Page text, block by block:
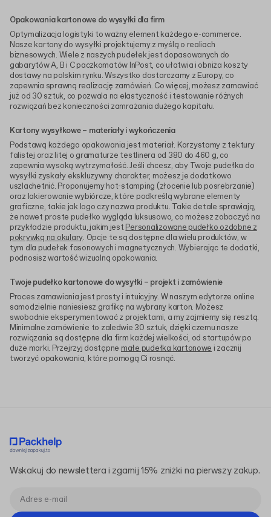
Opakowania kartonowe do wysyłki dla firm
Optymalizacja logistyki to ważny element każdego e-commerce.
Nasze kartony do wysyłki projektujemy z myślą o realiach
biznesowych. Wiele z naszych pudełek jest dopasowanych do
gabarytów A, B i C paczkomatów InPost, co ułatwia i obniża koszty
dostawy na polskim rynku. Wszystko dostarczamy z Europy, co
zapewnia sprawną realizację zamówień. Co więcej, możesz zamawiać
już od 30 sztuk, co pozwala na elastyczność i testowanie różnych
rozwiązań bez konieczności zamrażania dużego kapitału.
Kartony wysyłkowe – materiały i wykończenia
Podstawą każdego opakowania jest materiał. Korzystamy z tektury
falistej oraz litej o gramaturze testlinera od 380 do 460 g, co
zapewnia wysoką wytrzymałość. Jeśli chcesz, aby Twoje pudełka do
wysyłki zyskały ekskluzywny charakter, możesz je dodatkowo
uszlachetnić. Proponujemy hot-stamping (złocenie lub posrebrzanie)
oraz lakierowanie wybiórcze, które podkreślą wybrane elementy
graficzne, takie jak logo czy nazwa produktu. Takie detale sprawiają,
że nawet proste pudełko wygląda luksusowo, co możesz zobaczyć na
przykładzie produktu, jakim jestPersonalizowane pudełko ozdobne z
pokrywką na okulary. Opcje te są dostępne dla wielu produktów, w
tym dla pudełek fasonowych i magnetycznych. Wybierając te dodatki,
podnosisz wartość wizualną opakowania.
Twoje pudełko kartonowe do wysyłki – projekt i zamówienie
Proces zamawiania jest prosty i intuicyjny. W naszym edytorze online
samodzielnie naniesiesz grafikę na wybrany karton. Możesz
swobodnie eksperymentować z projektami, a my zajmiemy się resztą.
Minimalne zamówienie to zaledwie 30 sztuk, dzięki czemu nasze
rozwiązania są dostępne dla firm każdej wielkości, od startupów po
duże marki. Przejrzyj dostępne małe pudełka kartonowe i zacznij
tworzyć opakowania, które pomogą Ci rosnąć.
Wskakuj do newslettera i zgarnij 15% zniżki na pierwszy zakup.